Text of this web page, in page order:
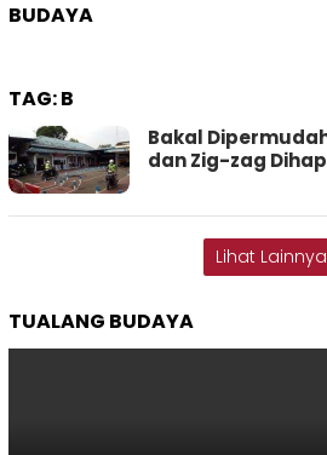
BUDAYA
TAG:B
Bakal
dan Zig-zag
Lihat Lainnya
TUALANG BUDAYA